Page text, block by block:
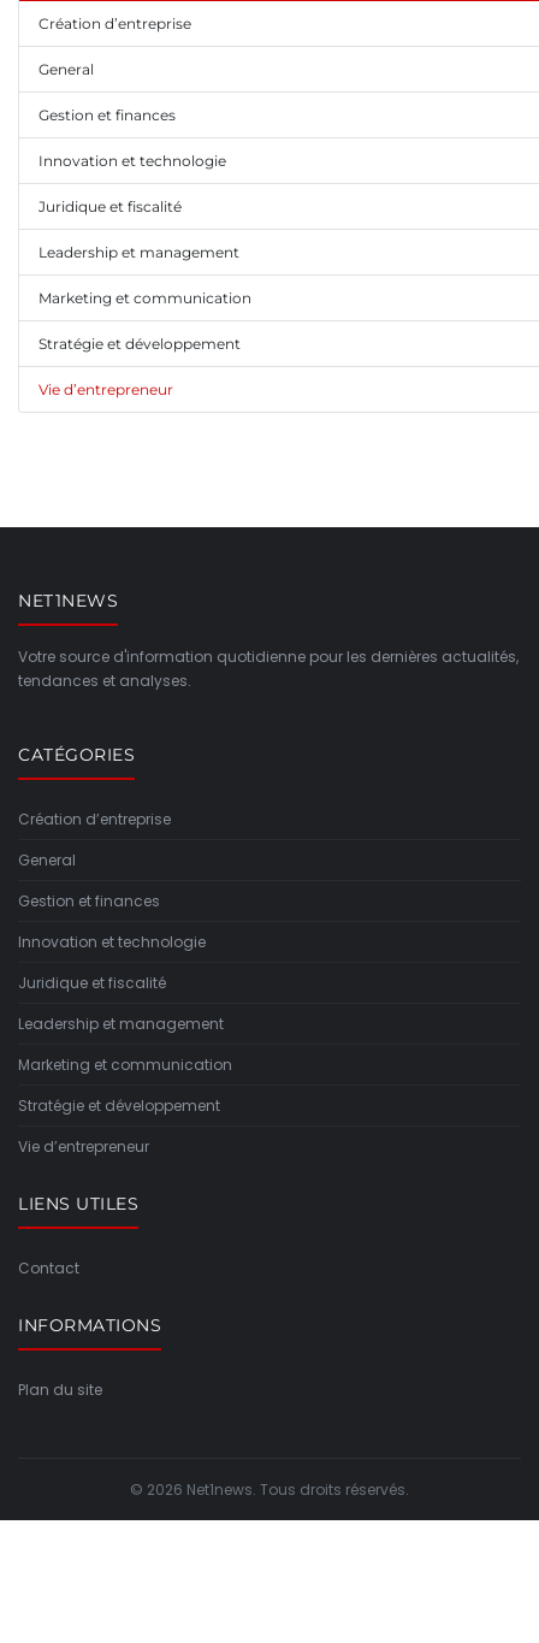
Création d’entreprise
General
Gestion et finances
Innovation et technologie
Juridique et fiscalité
Leadership et management
Marketing et communication
Stratégie et développement
Vie d’entrepreneur
NET1NEWS
Votre source d'information quotidienne pour les dernières actualités,
tendances et analyses.
CATÉGORIES
Création d’entreprise
General
Gestion et finances
Innovation et technologie
Juridique et fiscalité
Leadership et management
Marketing et communication
Stratégie et développement
Vie d’entrepreneur
LIENS UTILES
Contact
INFORMATIONS
Plan du site
© 2026 Net1news. Tous droits réservés.